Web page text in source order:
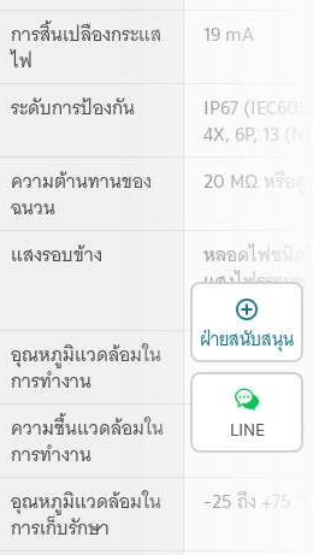
การสิ้นเปลืองกระแส
ไฟ
19 mA
ระดับการป้องกัน IP67
4X, 6P, 13
ความต้านทานของ
ฉนวน
20 MΩ หรือสู
แสงรอบข้าง หลอดไฟชนิด
แสงไฟธรรม
อุณหภูมิแวดล้อมใน
การทำงาน
-25 ถึง +55
ความชื้นแวดล้อมใน
การทำงาน
35 ถึง 85
อุณหภูมิแวดล้อมใน
การเก็บรักษา
-25 ถึง +75 °C
ฝ่ายสนับสนุน
LINE